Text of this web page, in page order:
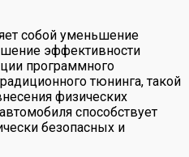
собой уменьшение
эффективности
программного
тюнинга, такой
физических
способствует
безопасных и